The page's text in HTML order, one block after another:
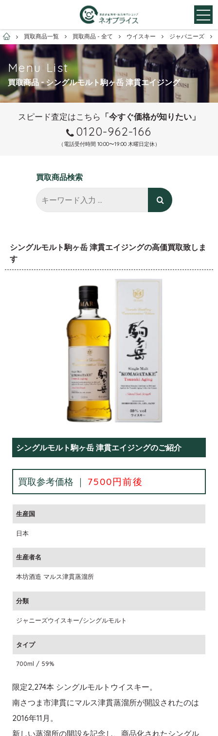
お酒買取専門店ネオプライス
買取商品一覧 買取商品 - 全て ウイスキー ジャパニーズ
Menu List
買取商品 - シングルモルト駒ヶ岳 津貫エイジング
スピード査定はこちら 「今すぐ価格が知りたい」
0120-962-166
（電話受付時間 10:00〜19:00 木曜日定休）
買取商品検索
シングルモルト駒ヶ岳 津貫エイジングの高価買取致しま
す
シングルモルト駒ヶ岳 津貫エイジングのご紹介
買取参考価格 ｜ 7500円前後
生産国
日本
生産者名
本坊酒造 マルス津貫蒸溜所
分類
ジャニーズウイスキー/シングルモルト
タイプ
700ml / 59%
限定2,274本 シングルモルトウイスキー。
南さつま市津貫にマルス津貫蒸溜所が開設されたのは
2016年11月。
新しい蒸溜所の開設を記念し、商品化されたシングル